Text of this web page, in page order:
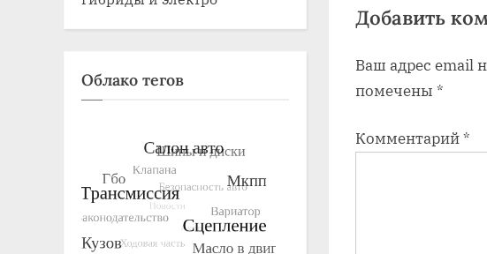
t
Добавить
Ваш адрес email
помечены *
Комментарий*
Облако тегов